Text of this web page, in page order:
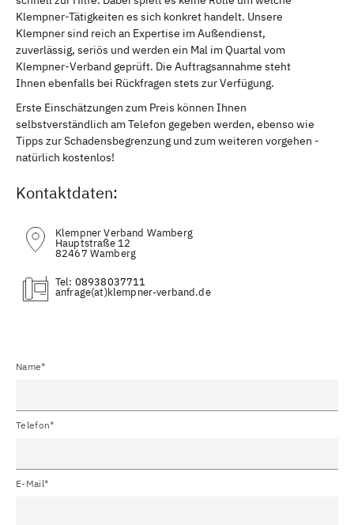
Klempner-Tätigkeiten es sich konkret handelt. Unsere
Klempner sind reich an Expertise im Außendienst,
zuverlässig, seriös und werden ein Mal im Quartal vom
Klempner-Verband geprüft. Die Auftragsannahme steht
Ihnen ebenfalls bei Rückfragen stets zur Verfügung.
Erste Einschätzungen zum Preis können Ihnen
selbstverständlich am Telefon gegeben werden, ebenso wie
Tipps zur Schadensbegrenzung und zum weiteren vorgehen -
natürlich kostenlos!
Kontaktdaten:
Klempner Verband Wamberg
Hauptstraße 12
82467 Wamberg
Tel: 08938037711
(at)
Name*
Telefon*
E-Mail*